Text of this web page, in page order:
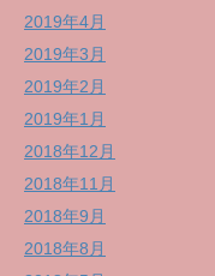
2019年4月
2019年3月
2019年2月
2019年1月
2018年12月
2018年11月
2018年9月
2018年8月